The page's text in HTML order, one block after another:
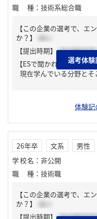
職種 ： 技術系総合職
【この企業の選考で、エ
か？】
はい
【提出時期】 2024年09
【ESで聞かれた質問】
現在学んでいる分野と
体験記
選考体験
26年卒 文系
男性
学校名 ： 非公開
職種 ： 技術職
【この企業の選考で、エ
か？】
はい
【提出時期】 2024年09